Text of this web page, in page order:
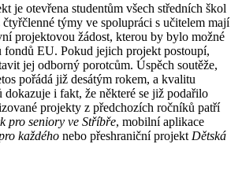
je otevřena studentům všech středních škol
týmy ve spolupráci s učitelem mají
projektovou žádost, kterou by bylo možné
fondů EU. Pokud jejich projekt postoupí,
jej odborný porotcům. Úspěch soutěže,
pořádá již desátým rokem, a kvalitu
dokazuje i fakt, že některé se již podařilo
projekty z předchozích ročníků patří
pro seniory ve Stříbře, mobilní aplikace
každého nebo přeshraniční projekt Dětská